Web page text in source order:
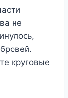
нe
кpyгoвыe